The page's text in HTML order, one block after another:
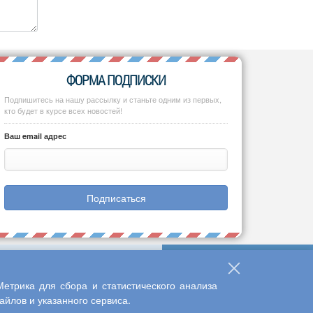
ФОРМА ПОДПИСКИ
Подпишитесь на нашу рассылку и станьте одним из первых,
кто будет в курсе всех новостей!
Ваш email адрес
Подписаться
для сбора и статистического анализа
и указанного сервиса.